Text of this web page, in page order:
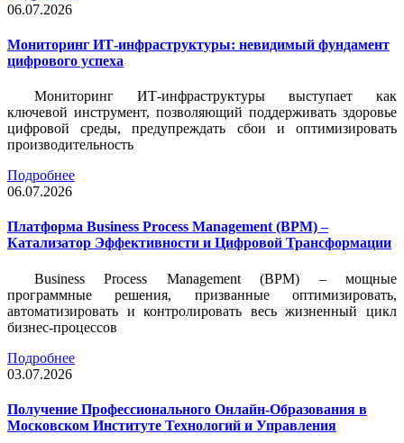
06.07.2026
Мониторинг ИТ-инфраструктуры: невидимый фундамент
цифрового успеха
Мониторинг ИТ-инфраструктуры выступает как
ключевой инструмент, позволяющий поддерживать здоровье
цифровой среды, предупреждать сбои и оптимизировать
производительность
Подробнее
06.07.2026
Платформа Business Process Management (BPM) –
Катализатор Эффективности и Цифровой Трансформации
Business Process Management (BPM) – мощные
программные решения, призванные оптимизировать,
автоматизировать и контролировать весь жизненный цикл
бизнес-процессов
Подробнее
03.07.2026
Получение Профессионального Онлайн-Образования в
Московском Институте Технологий и Управления